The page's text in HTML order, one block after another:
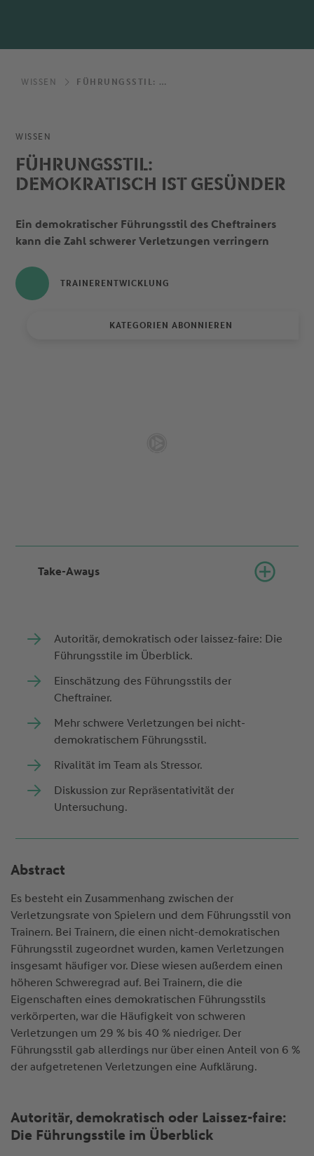
WISSEN FÜHRUNGSSTIL: DEMOKRATISCH IST GESÜNDER
WISSEN
FÜHRUNGSSTIL:
DEMOKRATISCH IST GESÜNDER
Ein demokratischer Führungsstil des Cheftrainers
kann die Zahl schwerer Verletzungen verringern
TRAINERENTWICKLUNG
KATEGORIEN ABONNIEREN
Take-Aways
Autoritär, demokratisch oder laissez-faire: Die
Führungsstile im Überblick.
Einschätzung des Führungsstils der
Cheftrainer.
Mehr schwere Verletzungen bei nicht-
demokratischem Führungsstil.
Rivalität im Team als Stressor.
Diskussion zur Repräsentativität der
Untersuchung.
Abstract
Es besteht ein Zusammenhang zwischen der
Verletzungsrate von Spielern und dem Führungsstil von
Trainern. Bei Trainern, die einen nicht-demokratischen
Führungsstil zugeordnet wurden, kamen Verletzungen
insgesamt häufiger vor. Diese wiesen außerdem einen
höheren Schweregrad auf. Bei Trainern, die die
Eigenschaften eines demokratischen Führungsstils
verkörperten, war die Häufigkeit von schweren
Verletzungen um 29 % bis 40 % niedriger. Der
Führungsstil gab allerdings nur über einen Anteil von 6 %
der aufgetretenen Verletzungen eine Aufklärung.
Autoritär, demokratisch oder Laissez-faire:
Die Führungsstile im Überblick